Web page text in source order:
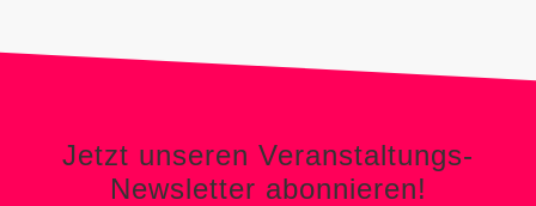
Jetzt unseren Veranstaltungs-
Newsletter abonnieren!